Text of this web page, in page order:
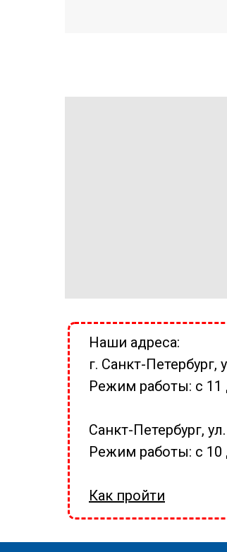
Наши адреса:
г. Санкт-Петербург,
Режим работы: с 11
Санкт-Петербург,
Режим работы: с 10
Как пройти